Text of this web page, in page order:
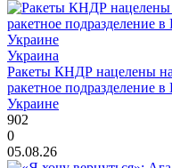
Украина
Ракеты КНДР нацелены
ракетное подразделение
Украине
902
0
05.08.26